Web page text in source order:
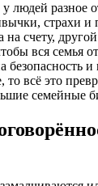
у людей разное
страхи и
на счету,
вся семья
безопасность
то всё это
семейные